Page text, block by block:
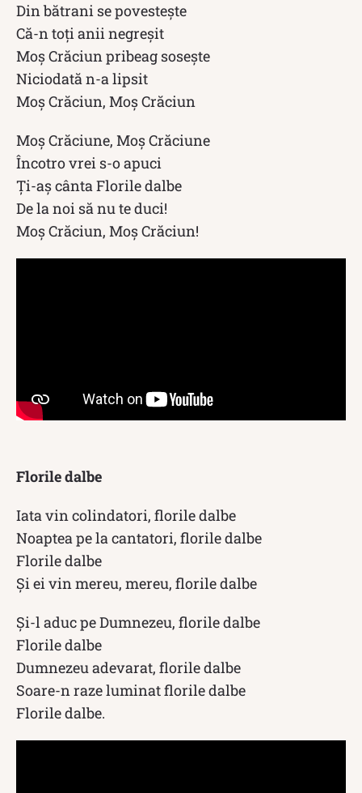
Din bătrani se povesteşte
Că-n toţi anii negreşit
Moş Crăciun pribeag soseşte
Niciodată n-a lipsit
Moş Crăciun, Moş Crăciun
Moş Crăciune, Moș Crăciune
Încotro vrei s-o apuci
Ţi-aş cânta Florile dalbe
De la noi să nu te duci!
Moş Crăciun, Moş Crăciun!
Florile dalbe
Iata vin colindatori, florile dalbe
Noaptea pe la cantatori, florile dalbe
Florile dalbe
Și ei vin mereu, mereu, florile dalbe
Şi-l aduc pe Dumnezeu, florile dalbe
Florile dalbe
Dumnezeu adevarat, florile dalbe
Soare-n raze luminat florile dalbe
Florile dalbe.